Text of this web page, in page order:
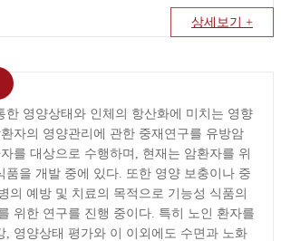
상세보기 +
한 영양상태와 인체의 항산화에 미치는 영향
자의 영양관리에 관한 중재연구를 유방암
를 대상으로 수행하며, 현재는 암환자를 위
품을 개발 중에 있다. 또한 영양 보충이나 중
의 예방 및 치료의 목적으로 기능성 식품의
위한 연구를 진행 중이다. 특히 노인 환자를
, 영양상태 평가와 이 이외에도 수면과 노화